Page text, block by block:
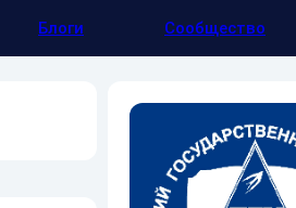
Блоги Сообщество